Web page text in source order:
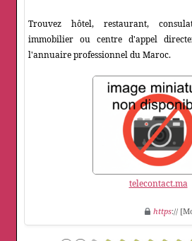
Trouvez hôtel, restaurant,
immobilier ou centre d'appel
l'annuaire professionnel du Maroc.
telecontact.ma
https://